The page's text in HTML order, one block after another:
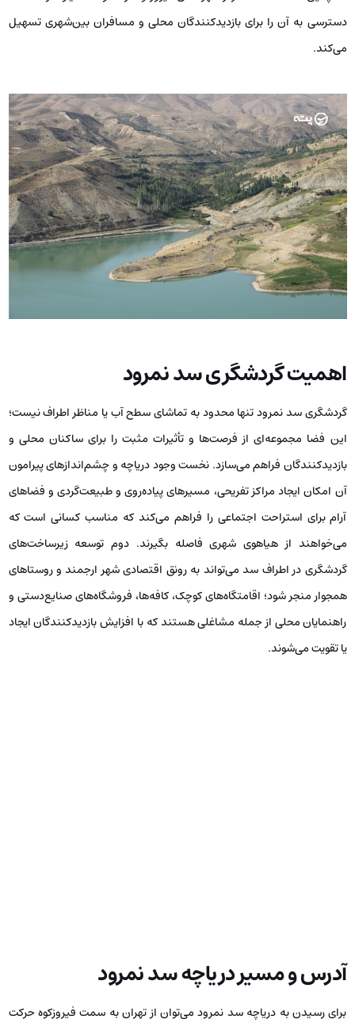
دسترسی به آن را برای بازدیدکنندگان محلی و مسافران بین‌شهری تسهیل
می‌کند.
اهمیت گردشگری سد نمرود
گردشگری سد نمرود تنها محدود به تماشای سطح آب یا مناظر اطراف نیست؛
این فضا مجموعه‌ای از فرصت‌ها و تأثیرات مثبت را برای ساکنان محلی و
بازدیدکنندگان فراهم می‌سازد. نخست وجود دریاچه و چشم‌اندازهای پیرامون
آن امکان ایجاد مراکز تفریحی، مسیرهای پیاده‌روی و طبیعت‌گردی و فضاهای
آرام برای استراحت اجتماعی را فراهم می‌کند که مناسب کسانی است که
می‌خواهند از هیاهوی شهری فاصله بگیرند. دوم توسعه زیرساخت‌های
گردشگری در اطراف سد می‌تواند به رونق اقتصادی شهر ارجمند و روستاهای
همجوار منجر شود؛ اقامتگاه‌های کوچک، کافه‌ها، فروشگاه‌های صنایع‌دستی و
راهنمایان محلی از جمله مشاغلی هستند که با افزایش بازدیدکنندگان ایجاد
یا تقویت می‌شوند.
آدرس و مسیر دریاچه سد نمرود
برای رسیدن به دریاچه سد نمرود می‌توان از تهران به سمت فیروزکوه حرکت